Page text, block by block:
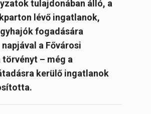
tulajdonában álló, a
lévő ingatlanok,
fogadására
a Fővárosi
– még a
kerülő ingatlanok